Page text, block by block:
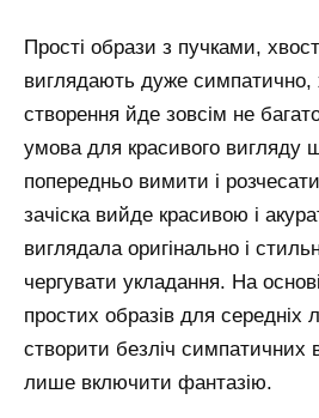
Прості образи з пучками,
виглядають дуже симпатично,
створення йде зовсім не
умова для красивого вигляду
попередньо вимити і
зачіска вийде красивою і
виглядала оригінально і
чергувати укладання. На
простих образів для середніх
створити безліч симпатичних
лише включити фантазію.